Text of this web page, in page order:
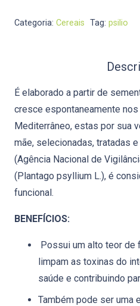
Categoria: Cereais Tag: psilio
É elaborado a partir de
cresce espontaneamente
Mediterrâneo, estas por sua
mãe, selecionadas, tratadas
(Agência Nacional de
(Plantago psyllium L.), é
funcional.
BENEFÍCIOS:
Possui um alto teor de
limpam as toxinas do
saúde e contribuindo
Também pode ser uma